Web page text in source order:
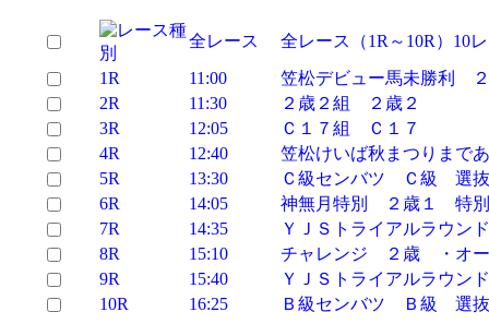
全レース
全レース（1R～10R）10
1R
11:00
笠松デビュー馬未勝利
2R
11:30
２歳２組 ２歳２
3R
12:05
Ｃ１７組 Ｃ１７
4R
12:40
笠松けいば秋まつりまで
5R
13:30
Ｃ級センバツ Ｃ級 選抜
6R
14:05
神無月特別 ２歳１ 特別
7R
14:35
ＹＪＳトライアルラウン
8R
15:10
チャレンジ ２歳 ・オ
9R
15:40
ＹＪＳトライアルラウン
10R
16:25 Ｂ級センバツ Ｂ級 選抜